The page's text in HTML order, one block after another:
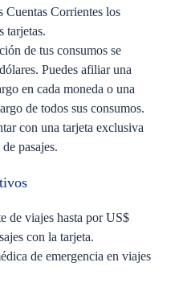
Cuentas Corrientes los
tarjetas.
de tus consumos se
Puedes afiliar una
en cada moneda o una
de todos sus consumos.
con una tarjeta exclusiva
pasajes.
de viajes hasta por US$
con la tarjeta.
de emergencia en viajes